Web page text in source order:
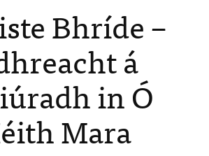
Bhríde –
á
in Ó
Mara